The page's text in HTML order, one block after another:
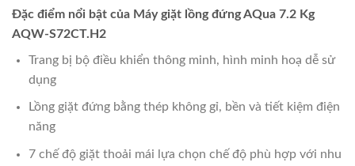
Đặc điểm nổi bật của Máy giặt lồng đứng AQua 7.2 Kg
AQW-S72CT.H2
Trang bị bộ điều khiển thông minh, hình minh hoạ dễ sử
dụng
Lồng giặt đứng bằng thép không gỉ, bền và tiết kiệm điện
năng
7 chế độ giặt thoải mái lựa chọn chế độ phù hợp với nhu